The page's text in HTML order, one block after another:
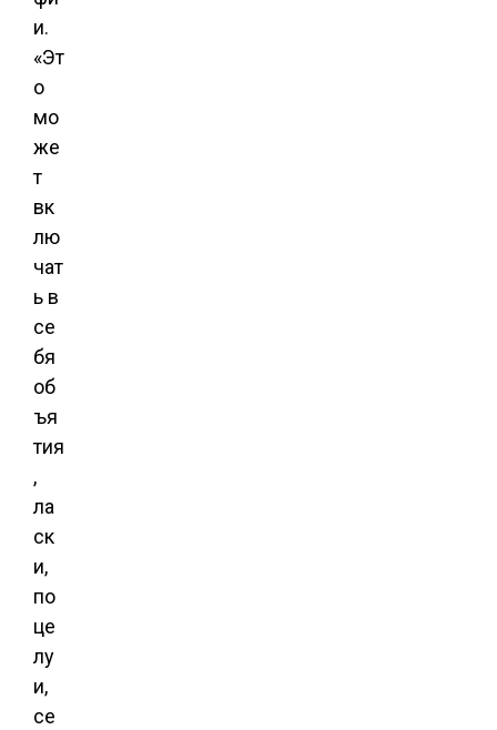
и.
«Эт
о
мо
же
т
вк
лю
чат
ь в
се
бя
об
ъя
тия
,
ла
ск
и,
по
це
лу
и,
се